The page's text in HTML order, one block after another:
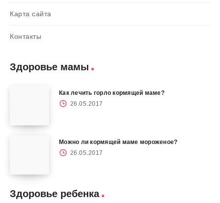
Карта сайта
Контакты
Здоровье мамы
Как лечить горло кормящей маме?
26.05.2017
Можно ли кормящей маме мороженое?
26.05.2017
Здоровье ребенка